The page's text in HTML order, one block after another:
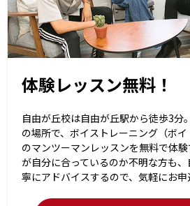
体験レッスン無料！
自由が丘校は自由が丘駅から徒歩3分
の場所で、ボイストレーニング（ボ
のマンツーマンレッスンを無料で体
が自分に合っているのか不明な方も
寧にアドバイスするので、気軽にお申